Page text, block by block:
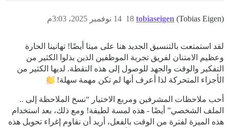
tobiaseigen (Tobias Eigen) 14 نوفمبر 2025، 3:03م 18
لقد استمتعت بالتنسيق الجديد هنا على ميتا أيضًا! تهانينا الحارة
وعظيم الامتنان لفريق تجربة الموظفين الذين بذلوا الكثير من
التفكير والوقت والجهد للوصول إلى هذه النقطة. لديها الكثير من
الأجزاء المتحركة لذا أعرف أنها لم تكن مهمة سهلة!
أحب ملاحظات المشرفين ومربع الاختيار “نسخ الملاحظة إلى ..
الملف الشخصي” أيضًا - هذه لمسة لطيفة! ومع ذلك، بعد استخدام
هذه الميزة لفترة من الوقت بالفعل، أريد أن نقاوم إغراء تحويل هذه